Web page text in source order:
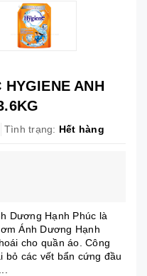
HYGIENE ANH
Tình trạng: Hết hàng
Dương Hạnh Phúc là
Ánh Dương Hạnh
cho quần áo. Công
bỏ các vết bẩn cứng đầu